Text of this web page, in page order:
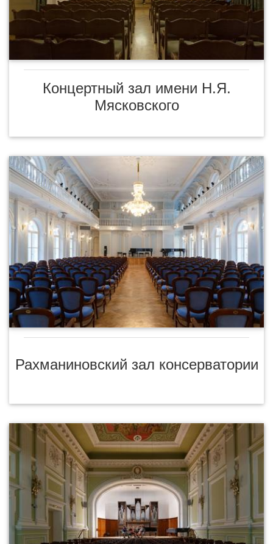
Концертный зал имени Н.Я.
Мясковского
Рахманиновский зал консерватории